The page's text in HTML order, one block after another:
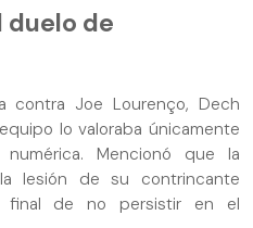
duelo de
contra Joe Lourenço, Dech
lo valoraba únicamente
Mencionó que la
lesión de su contrincante
final de no persistir en el